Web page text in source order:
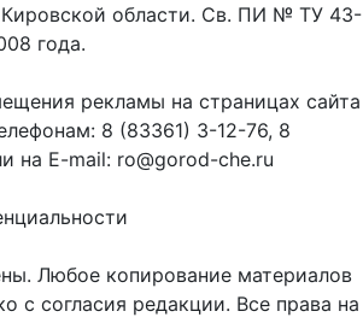
области. Св. ПИ № ТУ 43-
года.
рекламы на страницах сайта
8 (83361) 3-12-76, 8
на E-mail: ro@gorod-che.ru
Любое копирование материалов
с согласия редакции. Все права на